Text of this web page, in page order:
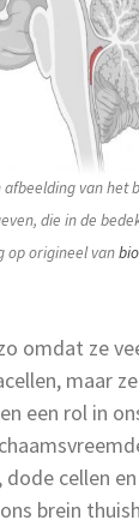
van het
die in de
op origineel van
omdat ze
maar
een rol in
cellen
brein